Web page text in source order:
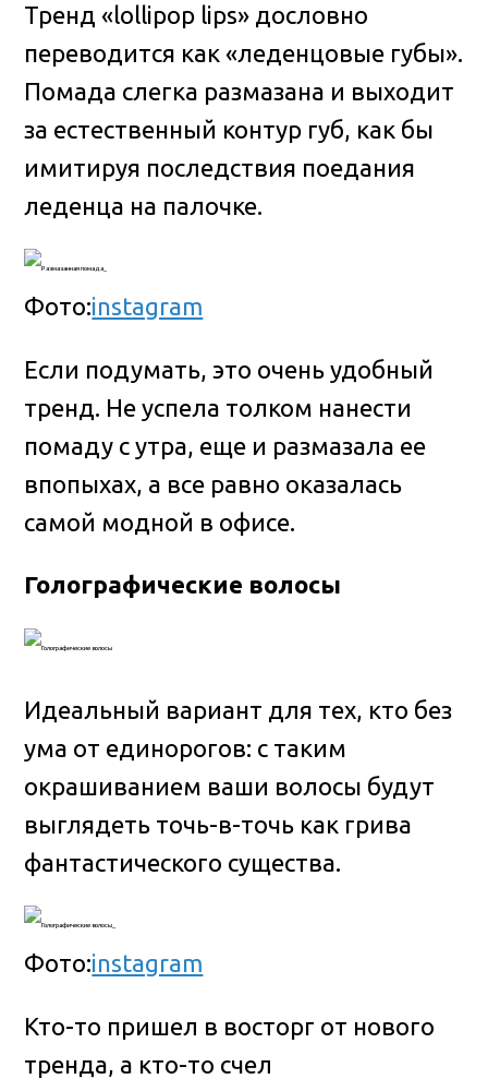
Тренд «lollipop lips» дословно
переводится как «леденцовые губы».
Помада слегка размазана и выходит
за естественный контур губ, как бы
имитируя последствия поедания
леденца на палочке.
Фото:instagram
Если подумать, это очень удобный
тренд. Не успела толком нанести
помаду с утра, еще и размазала ее
впопыхах, а все равно оказалась
самой модной в офисе.
Голографические волосы
Идеальный вариант для тех, кто без
ума от единорогов: с таким
окрашиванием ваши волосы будут
выглядеть точь-в-точь как грива
фантастического существа.
Фото:instagram
Кто-то пришел в восторг от нового
тренда, а кто-то счел